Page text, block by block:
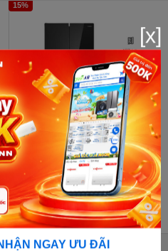
15%
Tủ lạnh Hisense Inverter 427 lít
Multi Door RQ559N4EBU
11.580.000đ
13.410.000đ
[x]
NGAY ƯU ĐÃI